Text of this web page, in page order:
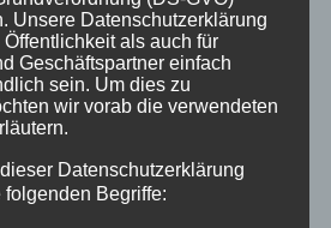
Card und Erlebnisse auf
Sie Tickets für Bergbahnen,
weitere Erlebnisse direkt im
Shop...
August 2026 in Oberstdorf
Unsere Datenschutzerklärung
als auch für
Geschäftspartner einfach
sein. Um dies zu
wir vorab die verwendeten
Datenschutzerklärung
Begriffe: